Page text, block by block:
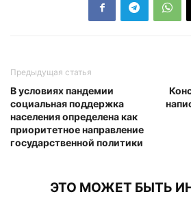
Предыдущая статья
В условиях пандемии
социальная поддержка
населения определена как
приоритетное направление
государственной политики
ЭТО МОЖЕТ БЫТЬ